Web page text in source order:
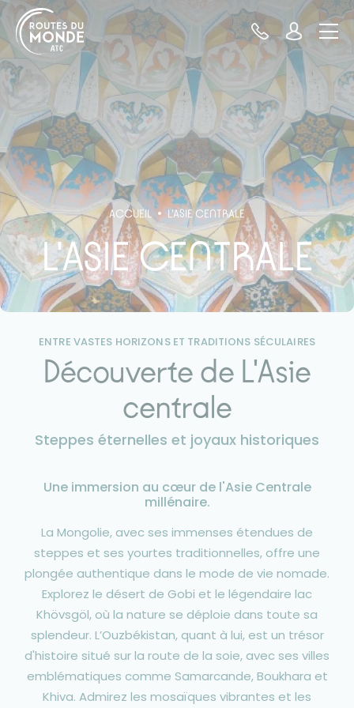
ACCUEIL L'ASIE CENTRALE
L'ASIE CENTRALE
ENTRE VASTES HORIZONS ET TRADITIONS SÉCULAIRES
Découverte de L'Asie
centrale
Steppes éternelles et joyaux historiques
Une immersion au cœur de l'Asie Centrale
millénaire.
La Mongolie, avec ses immenses étendues de
steppes et ses yourtes traditionnelles, offre une
plongée authentique dans le mode de vie nomade.
Explorez le désert de Gobi et le légendaire lac
Khövsgöl, où la nature se déploie dans toute sa
splendeur. L’Ouzbékistan, quant à lui, est un trésor
d'histoire situé sur la route de la soie, avec ses villes
emblématiques comme Samarcande, Boukhara et
Khiva. Admirez les mosaïques vibrantes et les
Panneau de gestion des cookies